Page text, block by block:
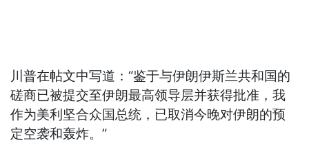
川普在帖文中写道：“鉴于与伊朗伊斯兰共和国的
磋商已被提交至伊朗最高领导层并获得批准，我
作为美利坚合众国总统，已取消今晚对伊朗的预
定空袭和轰炸。”